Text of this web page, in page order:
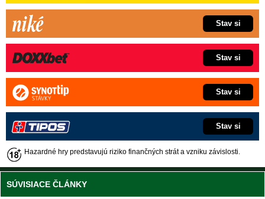
Stav si
Stav si
Stav si
Stav si
Hazardné hry predstavujú riziko finančných strát a vzniku závislosti.
SÚVISIACE ČLÁNKY